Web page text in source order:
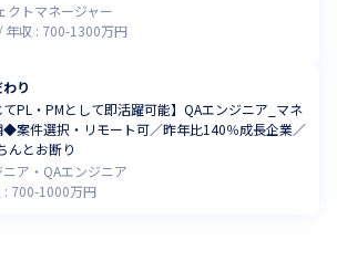
クトマネージャー
年収 : 700-1300万円
り
てPL・PMとして即活躍可能】QAエンジニア_マネ
◆案件選択・リモート可／昨年比140％成長企業／
んとお断り
ア・QAエンジニア
: 700-1000万円